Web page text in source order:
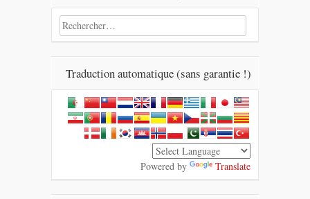
Rechercher :
Traduction automatique (sans garantie !)
Powered by Translate